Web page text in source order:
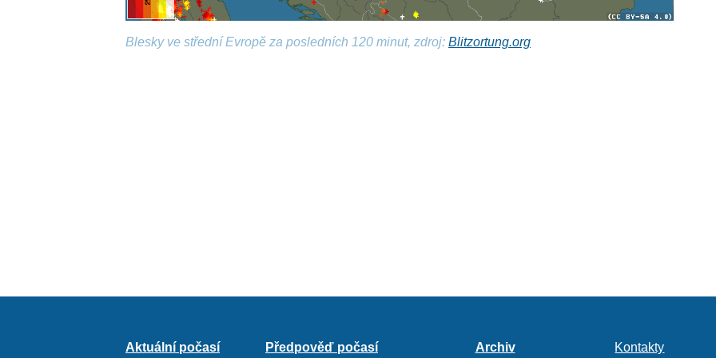
Blesky ve střední Evropě za posledních 120 minut, zdroj:Blitzortung.org
Aktuální počasí Předpověď počasí Archiv Kontakty